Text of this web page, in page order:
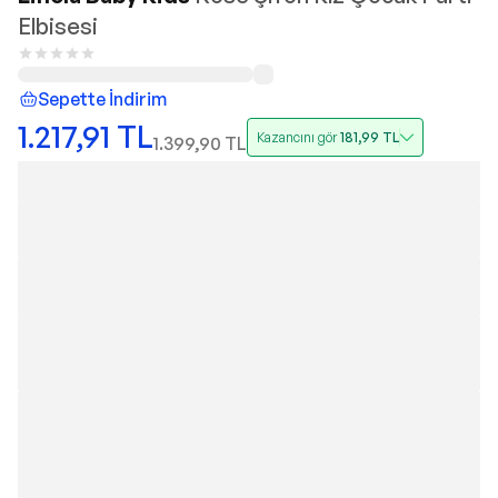
Elbisesi
Sepette İndirim
1.217,91 TL1.399,90 TL Kazancını gör181,99 TL